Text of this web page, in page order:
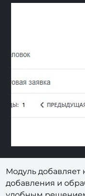
Previous
Модуль добавляет